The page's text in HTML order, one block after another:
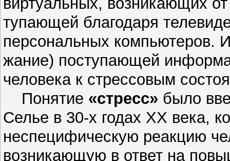
тупающей благодаря
персональных компьютеров.
жание) поступающей
человека к стрессовым
Понятие «стресс» было
Селье в 30-х годах XX века,
неспецифическую реакцию
возникающую в ответ на